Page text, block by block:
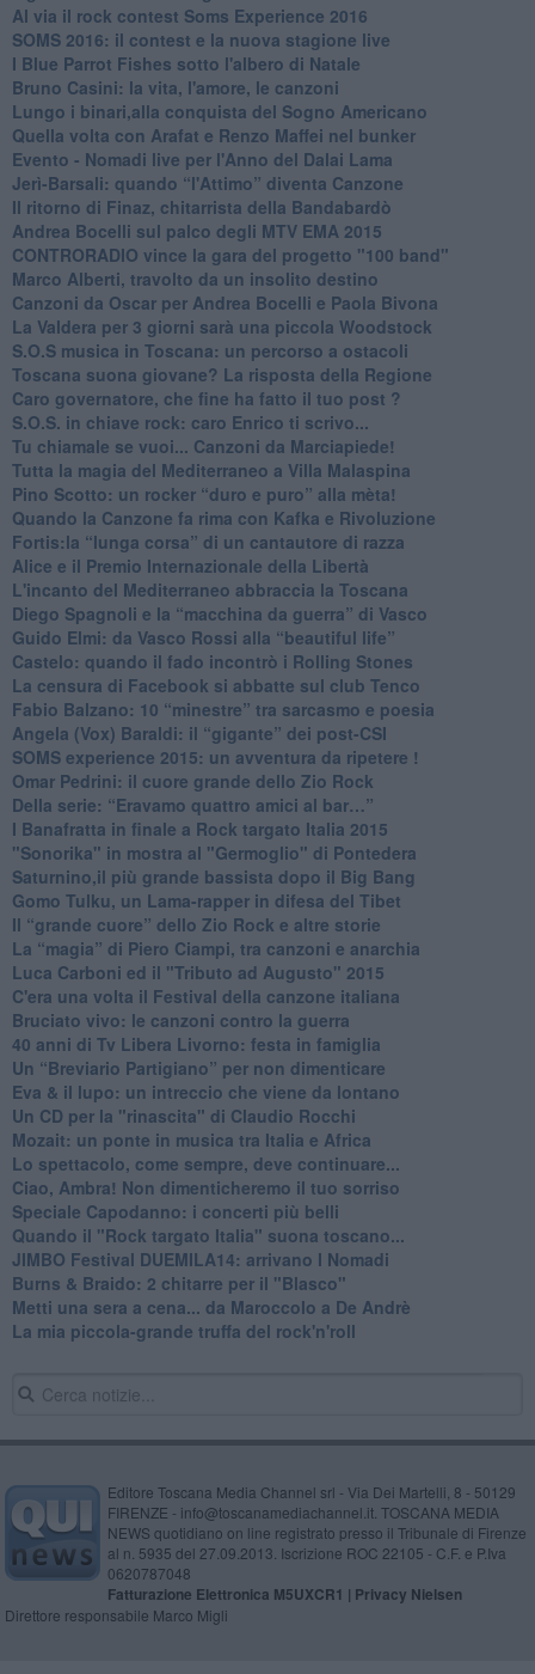
​Al via il rock contest Soms Experience 2016
​SOMS 2016: il contest e la nuova stagione live
I Blue Parrot Fishes sotto l'albero di Natale
Bruno Casini: la vita, l'amore, le canzoni
​Lungo i binari,alla conquista del Sogno Americano
​Quella volta con Arafat e Renzo Maffei nel bunker
​Evento - Nomadi live per l'Anno del Dalai Lama
Jerì-Barsali: quando “l'Attimo” diventa Canzone
Il ritorno di Finaz, chitarrista della Bandabardò
Andrea Bocelli sul palco degli MTV EMA 2015
CONTRORADIO vince la gara del progetto "100 band"
Marco Alberti, travolto da un insolito destino
Canzoni da Oscar per Andrea Bocelli e Paola Bivona
La Valdera per 3 giorni sarà una piccola Woodstock
S.O.S musica in Toscana: un percorso a ostacoli
​Toscana suona giovane? La risposta della Regione
Caro governatore, che fine ha fatto il tuo post ?
S.O.S. in chiave rock: caro Enrico ti scrivo...
Tu chiamale se vuoi... Canzoni da Marciapiede!
​Tutta la magia del Mediterraneo a Villa Malaspina
​Pino Scotto: un rocker “duro e puro” alla mèta!
​Quando la Canzone fa rima con Kafka e Rivoluzione
​Fortis:la “lunga corsa” di un cantautore di razza
Alice e il Premio Internazionale della Libertà
​L'incanto del Mediterraneo abbraccia la Toscana
​Diego Spagnoli e la “macchina da guerra” di Vasco
​Guido Elmi: da Vasco Rossi alla “beautiful life”
​Castelo: quando il fado incontrò i Rolling Stones
La censura di Facebook si abbatte sul club Tenco
Fabio Balzano: 10 “minestre” tra sarcasmo e poesia
Angela (Vox) Baraldi: il “gigante” dei post-CSI
​SOMS experience 2015: un avventura da ripetere !
Omar Pedrini: il cuore grande dello Zio Rock
Della serie: “Eravamo quattro amici al bar…”
I Banafratta in finale a Rock targato Italia 2015
"Sonorika" in mostra al "Germoglio" di Pontedera
​Saturnino,il più grande bassista dopo il Big Bang
​Gomo Tulku, un Lama-rapper in difesa del Tibet
​Il “grande cuore” dello Zio Rock e altre storie
La “magia” di Piero Ciampi, tra canzoni e anarchia
Luca Carboni ed il "Tributo ad Augusto" 2015
C'era una volta il Festival della canzone italiana
Bruciato vivo: le canzoni contro la guerra
40 anni di Tv Libera Livorno: festa in famiglia
Un “Breviario Partigiano” per non dimenticare
Eva & il lupo: un intreccio che viene da lontano
Un CD per la "rinascita" di Claudio Rocchi
Mozait: un ponte in musica tra Italia e Africa
Lo spettacolo, come sempre, deve continuare...
Ciao, Ambra! Non dimenticheremo il tuo sorriso
Speciale Capodanno: i concerti più belli
Quando il "Rock targato Italia" suona toscano...
JIMBO Festival DUEMILA14: arrivano I Nomadi
Burns & Braido: 2 chitarre per il "Blasco"
Metti una sera a cena... da Maroccolo a De Andrè
La mia piccola-grande truffa del rock'n'roll
Editore Toscana Media Channel srl - Via Dei Martelli, 8 - 50129
FIRENZE - info@toscanamediachannel.it. TOSCANA MEDIA
NEWS quotidiano on line registrato presso il Tribunale di Firenze
al n. 5935 del 27.09.2013. Iscrizione ROC 22105 - C.F. e P.Iva
0620787048
Fatturazione Elettronica M5UXCR1 | Privacy Nielsen
Direttore responsabile Marco Migli